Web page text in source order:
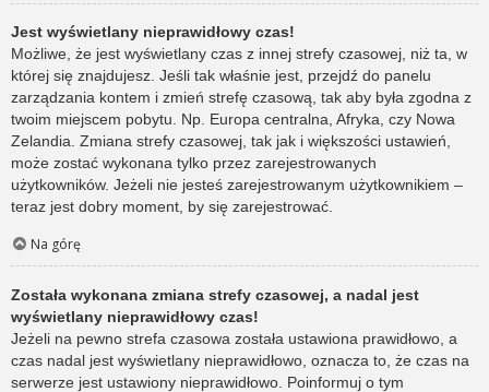
Jest wyświetlany nieprawidłowy czas!
Możliwe, że jest wyświetlany czas z innej strefy czasowej, niż ta, w
której się znajdujesz. Jeśli tak właśnie jest, przejdź do panelu
zarządzania kontem i zmień strefę czasową, tak aby była zgodna z
twoim miejscem pobytu. Np. Europa centralna, Afryka, czy Nowa
Zelandia. Zmiana strefy czasowej, tak jak i większości ustawień,
może zostać wykonana tylko przez zarejestrowanych
użytkowników. Jeżeli nie jesteś zarejestrowanym użytkownikiem –
teraz jest dobry moment, by się zarejestrować.
Na górę
Została wykonana zmiana strefy czasowej, a nadal jest
wyświetlany nieprawidłowy czas!
Jeżeli na pewno strefa czasowa została ustawiona prawidłowo, a
czas nadal jest wyświetlany nieprawidłowo, oznacza to, że czas na
serwerze jest ustawiony nieprawidłowo. Poinformuj o tym